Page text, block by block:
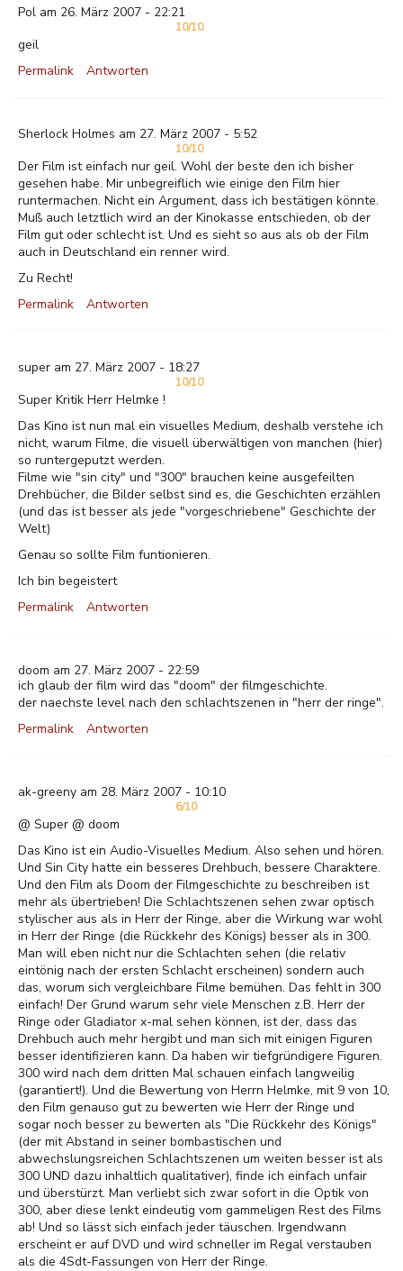
Pol am 26. März 2007 - 22:21
10/10
geil
Permalink
Antworten
Sherlock Holmes am 27. März 2007 - 5:52
10/10
Der Film ist einfach nur geil. Wohl der beste den ich bisher
gesehen habe. Mir unbegreiflich wie einige den Film hier
runtermachen. Nicht ein Argument, dass ich bestätigen könnte.
Muß auch letztlich wird an der Kinokasse entschieden, ob der
Film gut oder schlecht ist. Und es sieht so aus als ob der Film
auch in Deutschland ein renner wird.
Zu Recht!
Permalink
Antworten
super am 27. März 2007 - 18:27
10/10
Super Kritik Herr Helmke !
Das Kino ist nun mal ein visuelles Medium, deshalb verstehe ich
nicht, warum Filme, die visuell überwältigen von manchen (hier)
so runtergeputzt werden.
Filme wie "sin city" und "300" brauchen keine ausgefeilten
Drehbücher, die Bilder selbst sind es, die Geschichten erzählen
(und das ist besser als jede "vorgeschriebene" Geschichte der
Welt)
Genau so sollte Film funtionieren.
Ich bin begeistert
Permalink
Antworten
doom am 27. März 2007 - 22:59
ich glaub der film wird das "doom" der filmgeschichte.
der naechste level nach den schlachtszenen in "herr der ringe".
Permalink
Antworten
ak-greeny am 28. März 2007 - 10:10
6/10
@ Super @ doom
Das Kino ist ein Audio-Visuelles Medium. Also sehen und hören.
Und Sin City hatte ein besseres Drehbuch, bessere Charaktere.
Und den Film als Doom der Filmgeschichte zu beschreiben ist
mehr als übertrieben! Die Schlachtszenen sehen zwar optisch
stylischer aus als in Herr der Ringe, aber die Wirkung war wohl
in Herr der Ringe (die Rückkehr des Königs) besser als in 300.
Man will eben nicht nur die Schlachten sehen (die relativ
eintönig nach der ersten Schlacht erscheinen) sondern auch
das, worum sich vergleichbare Filme bemühen. Das fehlt in 300
einfach! Der Grund warum sehr viele Menschen z.B. Herr der
Ringe oder Gladiator x-mal sehen können, ist der, dass das
Drehbuch auch mehr hergibt und man sich mit einigen Figuren
besser identifizieren kann. Da haben wir tiefgründigere Figuren.
300 wird nach dem dritten Mal schauen einfach langweilig
(garantiert!). Und die Bewertung von Herrn Helmke, mit 9 von 10,
den Film genauso gut zu bewerten wie Herr der Ringe und
sogar noch besser zu bewerten als "Die Rückkehr des Königs"
(der mit Abstand in seiner bombastischen und
abwechslungsreichen Schlachtszenen um weiten besser ist als
300 UND dazu inhaltlich qualitativer), finde ich einfach unfair
und überstürzt. Man verliebt sich zwar sofort in die Optik von
300, aber diese lenkt eindeutig vom gammeligen Rest des Films
ab! Und so lässt sich einfach jeder täuschen. Irgendwann
erscheint er auf DVD und wird schneller im Regal verstauben
als die 4Sdt-Fassungen von Herr der Ringe.